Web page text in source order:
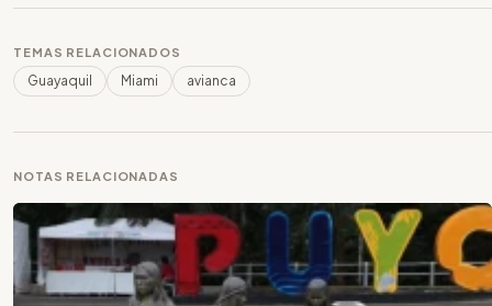
TEMAS RELACIONADOS
Guayaquil Miami avianca
NOTAS RELACIONADAS